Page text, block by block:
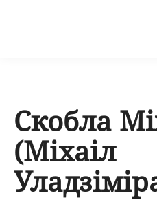
Скобла
(Міхаіл